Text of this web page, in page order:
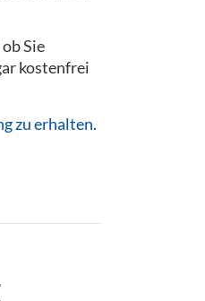
Sie
kostenfrei
zu erhalten.